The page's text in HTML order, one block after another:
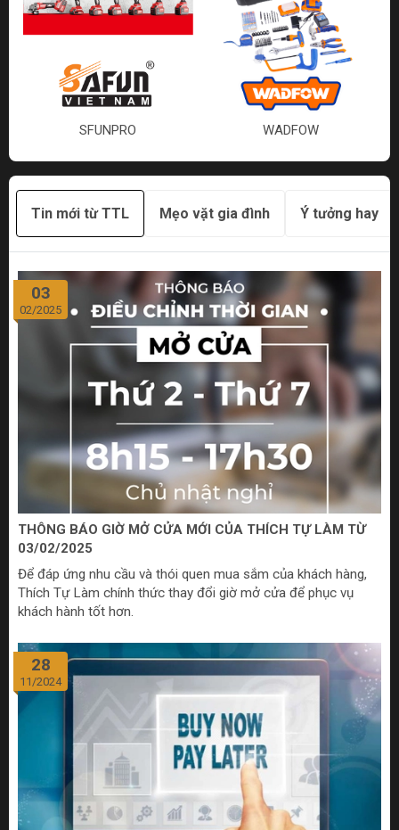
SFUNPRO WADFOW
Tin mới từ TTL Mẹo vặt gia đình Ý tưởng hay
03
02/2025
THÔNG BÁO GIỜ MỞ CỬA MỚI CỦA THÍCH TỰ LÀM TỪ
03/02/2025
Để đáp ứng nhu cầu và thói quen mua sắm của khách hàng,
Thích Tự Làm chính thức thay đổi giờ mở cửa để phục vụ
khách hành tốt hơn.
28
11/2024